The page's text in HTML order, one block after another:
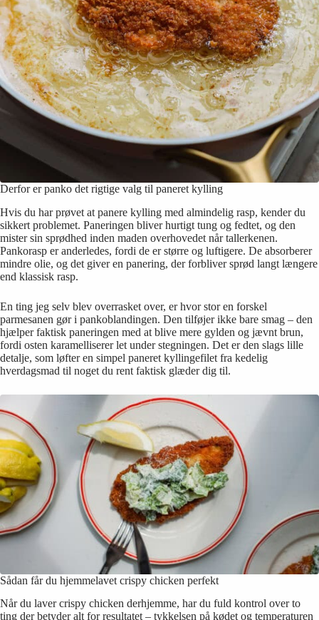
Derfor er panko det rigtige valg til paneret kylling
Hvis du har prøvet at panere kylling med almindelig rasp, kender du
sikkert problemet. Paneringen bliver hurtigt tung og fedtet, og den
mister sin sprødhed inden maden overhovedet når tallerkenen.
Pankorasp er anderledes, fordi de er større og luftigere. De absorberer
mindre olie, og det giver en panering, der forbliver sprød langt længere
end klassisk rasp.
En ting jeg selv blev overrasket over, er hvor stor en forskel
parmesanen gør i pankoblandingen. Den tilføjer ikke bare smag – den
hjælper faktisk paneringen med at blive mere gylden og jævnt brun,
fordi osten karamelliserer let under stegningen. Det er den slags lille
detalje, som løfter en simpel paneret kyllingefilet fra kedelig
hverdagsmad til noget du rent faktisk glæder dig til.
Sådan får du hjemmelavet crispy chicken perfekt
Når du laver crispy chicken derhjemme, har du fuld kontrol over to
ting der betyder alt for resultatet – tykkelsen på kødet og temperaturen